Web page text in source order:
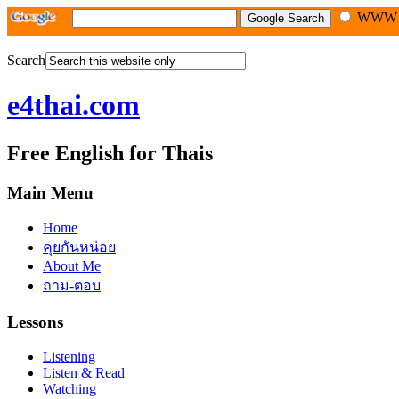
WWW
Search
e4thai.com
Free English for Thais
Main Menu
Home
คุยกันหน่อย
About Me
ถาม-ตอบ
Lessons
Listening
Listen & Read
Watching